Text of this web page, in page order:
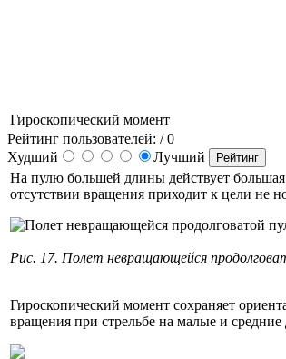
Гироскопический момент
Рейтинг пользователей: / 0
Худший
Лучший
На пулю большей длины действует
отсутствии вращения приходит к цели не
Рис. 17. Полет невращающейся
Гироскопический момент сохраняет
вращения при стрельбе на малые и средние